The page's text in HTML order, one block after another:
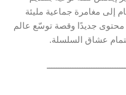
إلى مغامرة جماعية مليئة
فيرجن 2 يضيف محتوى جديدًا وقصة توسّع عالم
عشاق السلسلة.